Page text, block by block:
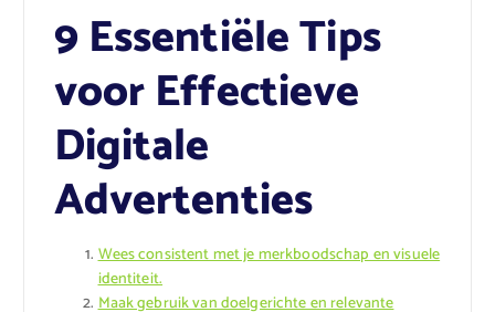
9 Essentiële Tips
voor Effectieve
Digitale
Advertenties
Wees consistent met je merkboodschap en visuele
identiteit.
Maak gebruik van doelgerichte en relevante